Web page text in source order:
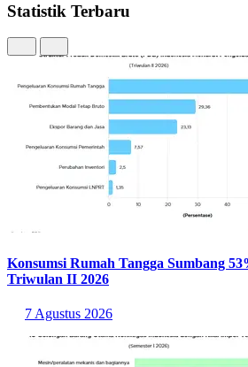
Statistik Terbaru
Konsumsi Rumah Tangga Sumbang
Triwulan II 2026
7 Agustus 2026